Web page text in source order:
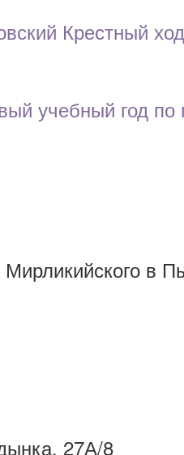
Крестный ход
учебный год по
в
27А/8